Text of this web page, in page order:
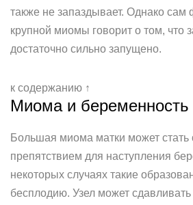
также не запаздывает. Однако сам
крупной миомы говорит о том, что
достаточно сильно запущено.
к содержанию ↑
Миома и беременность
Большая миома матки может стать
препятствием для наступления
некоторых случаях такие
бесплодию. Узел может